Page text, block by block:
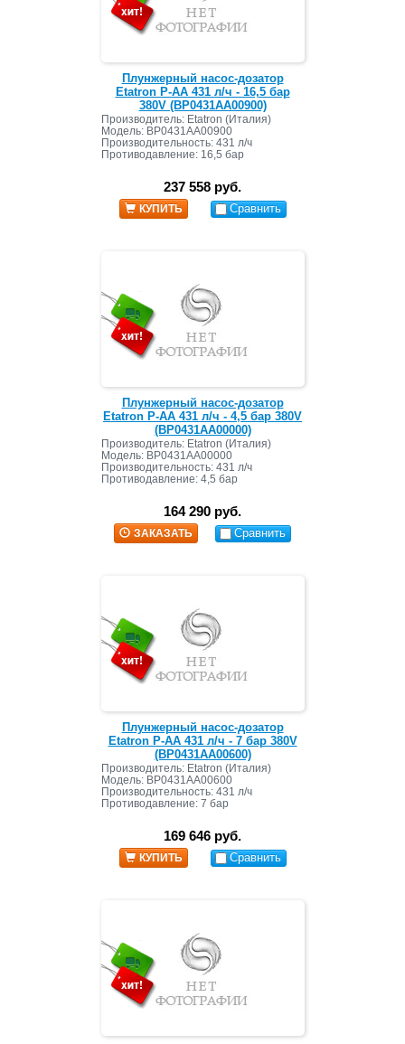
Плунжерный насос-дозатор
Etatron P-AA 431 л/ч - 16,5 бар
380V (BP0431AA00900)
Производитель: Etatron (Италия)
Модель: BP0431AA00900
Производительность: 431 л/ч
Противодавление: 16,5 бар
237 558 руб.
КУПИТЬ Сравнить
Плунжерный насос-дозатор
Etatron P-AA 431 л/ч - 4,5 бар 380V
(BP0431AA00000)
Производитель: Etatron (Италия)
Модель: BP0431AA00000
Производительность: 431 л/ч
Противодавление: 4,5 бар
164 290 руб.
ЗАКАЗАТЬ Сравнить
Плунжерный насос-дозатор
Etatron P-AA 431 л/ч - 7 бар 380V
(BP0431AA00600)
Производитель: Etatron (Италия)
Модель: BP0431AA00600
Производительность: 431 л/ч
Противодавление: 7 бар
169 646 руб.
КУПИТЬ Сравнить